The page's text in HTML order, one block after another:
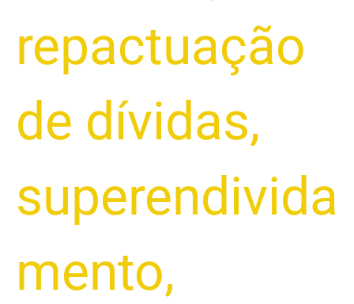
repactuação
de dívidas,
superendivida
mento,